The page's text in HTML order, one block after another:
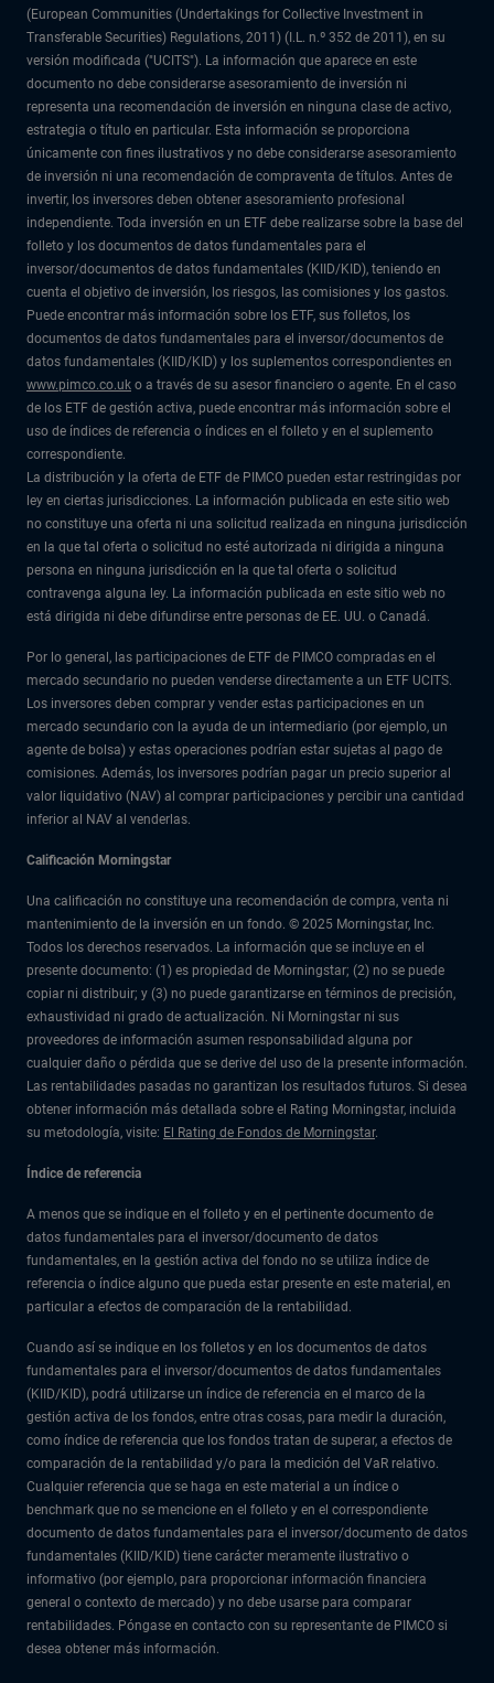
(European Communities (Undertakings for Collective Investment in
Transferable Securities) Regulations, 2011) (I.L. n.º 352 de 2011), en su
versión modificada ("UCITS"). La información que aparece en este
documento no debe considerarse asesoramiento de inversión ni
representa una recomendación de inversión en ninguna clase de activo,
estrategia o título en particular. Esta información se proporciona
únicamente con fines ilustrativos y no debe considerarse asesoramiento
de inversión ni una recomendación de compraventa de títulos. Antes de
invertir, los inversores deben obtener asesoramiento profesional
independiente. Toda inversión en un ETF debe realizarse sobre la base del
folleto y los documentos de datos fundamentales para el
inversor/documentos de datos fundamentales (KIID/KID), teniendo en
cuenta el objetivo de inversión, los riesgos, las comisiones y los gastos.
Puede encontrar más información sobre los ETF, sus folletos, los
documentos de datos fundamentales para el inversor/documentos de
datos fundamentales (KIID/KID) y los suplementos correspondientes en
www.pimco.co.uk o a través de su asesor financiero o agente. En el caso
de los ETF de gestión activa, puede encontrar más información sobre el
uso de índices de referencia o índices en el folleto y en el suplemento
correspondiente.
La distribución y la oferta de ETF de PIMCO pueden estar restringidas por
ley en ciertas jurisdicciones. La información publicada en este sitio web
no constituye una oferta ni una solicitud realizada en ninguna jurisdicción
en la que tal oferta o solicitud no esté autorizada ni dirigida a ninguna
persona en ninguna jurisdicción en la que tal oferta o solicitud
contravenga alguna ley. La información publicada en este sitio web no
está dirigida ni debe difundirse entre personas de EE. UU. o Canadá.
Por lo general, las participaciones de ETF de PIMCO compradas en el
mercado secundario no pueden venderse directamente a un ETF UCITS.
Los inversores deben comprar y vender estas participaciones en un
mercado secundario con la ayuda de un intermediario (por ejemplo, un
agente de bolsa) y estas operaciones podrían estar sujetas al pago de
comisiones. Además, los inversores podrían pagar un precio superior al
valor liquidativo (NAV) al comprar participaciones y percibir una cantidad
inferior al NAV al venderlas.
Calificación Morningstar
Una calificación no constituye una recomendación de compra, venta ni
mantenimiento de la inversión en un fondo. © 2025 Morningstar, Inc.
Todos los derechos reservados. La información que se incluye en el
presente documento: (1) es propiedad de Morningstar; (2) no se puede
copiar ni distribuir; y (3) no puede garantizarse en términos de precisión,
exhaustividad ni grado de actualización. Ni Morningstar ni sus
proveedores de información asumen responsabilidad alguna por
cualquier daño o pérdida que se derive del uso de la presente información.
Las rentabilidades pasadas no garantizan los resultados futuros. Si desea
obtener información más detallada sobre el Rating Morningstar, incluida
su metodología, visite: El Rating de Fondos de Morningstar.
Índice de referencia
A menos que se indique en el folleto y en el pertinente documento de
datos fundamentales para el inversor/documento de datos
fundamentales, en la gestión activa del fondo no se utiliza índice de
referencia o índice alguno que pueda estar presente en este material, en
particular a efectos de comparación de la rentabilidad.
Cuando así se indique en los folletos y en los documentos de datos
fundamentales para el inversor/documentos de datos fundamentales
(KIID/KID), podrá utilizarse un índice de referencia en el marco de la
gestión activa de los fondos, entre otras cosas, para medir la duración,
como índice de referencia que los fondos tratan de superar, a efectos de
comparación de la rentabilidad y/o para la medición del VaR relativo.
Cualquier referencia que se haga en este material a un índice o
benchmark que no se mencione en el folleto y en el correspondiente
documento de datos fundamentales para el inversor/documento de datos
fundamentales (KIID/KID) tiene carácter meramente ilustrativo o
informativo (por ejemplo, para proporcionar información financiera
general o contexto de mercado) y no debe usarse para comparar
rentabilidades. Póngase en contacto con su representante de PIMCO si
desea obtener más información.